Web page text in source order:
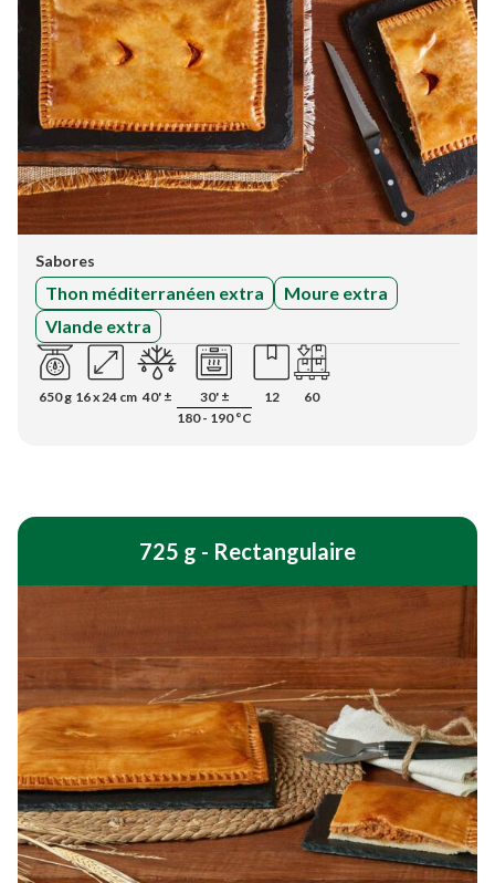
Sabores
Thon méditerranéen extra
Moure extra
VIande extra
650 g 16 x 24 cm 40' ±
30' ±
180 - 190 °C
12 60
725 g - Rectangulaire